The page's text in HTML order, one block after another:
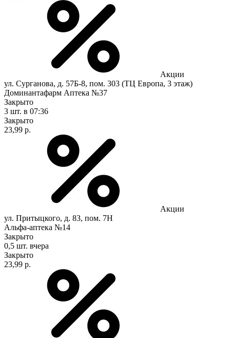
Акции
ул. Сурганова, д. 57Б-8, пом. 303 (ТЦ Европа, 3 этаж)
Доминантафарм Аптека №37
Закрыто
3 шт. в 07:36
Закрыто
23,99 р.
Акции
ул. Притыцкого, д. 83, пом. 7Н
Альфа-аптека №14
Закрыто
0,5 шт. вчера
Закрыто
23,99 р.